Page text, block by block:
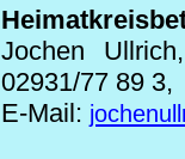
Jochen
02931/77 89 3,
E-Mail: